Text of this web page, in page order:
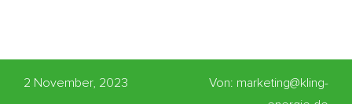
2 November, 2023
Von: marketing@kling-